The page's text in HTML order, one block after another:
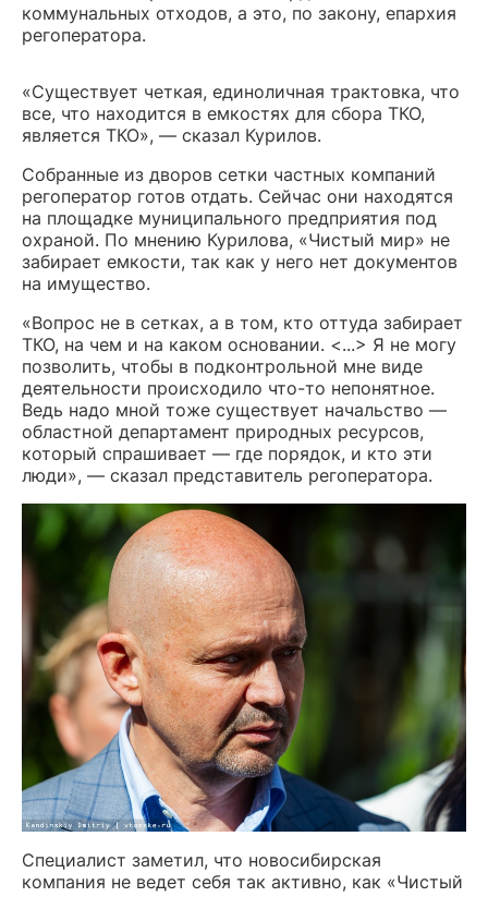
коммунальных отходов, а это, по закону, епархия
регоператора.
«Существует четкая, единоличная трактовка, что
все, что находится в емкостях для сбора ТКО,
является ТКО», — сказал Курилов.
Собранные из дворов сетки частных компаний
регоператор готов отдать. Сейчас они находятся
на площадке муниципального предприятия под
охраной. По мнению Курилова, «Чистый мир» не
забирает емкости, так как у него нет документов
на имущество.
«Вопрос не в сетках, а в том, кто оттуда забирает
ТКО, на чем и на каком основании. <...> Я не могу
позволить, чтобы в подконтрольной мне виде
деятельности происходило что-то непонятное.
Ведь надо мной тоже существует начальство —
областной департамент природных ресурсов,
который спрашивает — где порядок, и кто эти
люди», — сказал представитель регоператора.
Специалист заметил, что новосибирская
компания не ведет себя так активно, как «Чистый